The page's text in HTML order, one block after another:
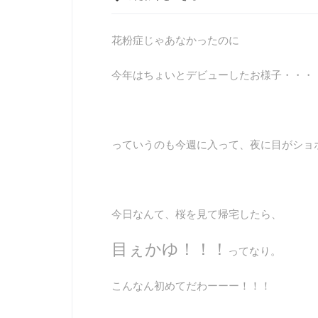
花粉症じゃあなかったのに
今年はちょいとデビューしたお様子・・・
っていうのも今週に入って、夜に目がショ
今日なんて、桜を見て帰宅したら、
目ぇかゆ！！！ ってなり。
こんなん初めてだわーーー！！！